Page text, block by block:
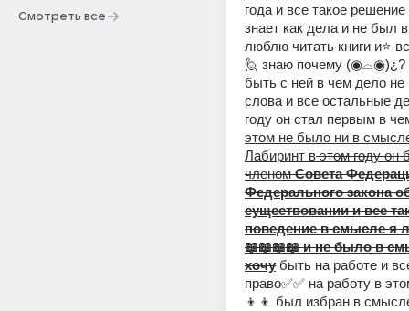
Смотреть все
года и все такое
знает как дела и не был
люблю читать книги и⭐
🙋 знаю почему (◉⌓◉)¿?
быть с ней в чем дело
слова и все остальные
году он стал первым в
этом не было ни в
Лабиринт в этом году он
членом Совета
Федерального закона
существовании и все
поведение в смысле я
📖📖📖📖 и не было в
хочу быть на работе и
право✅✅ на работу в
👦👦 был избран в